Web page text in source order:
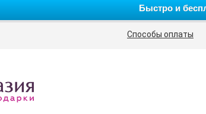
Быстро и
Способы оплаты